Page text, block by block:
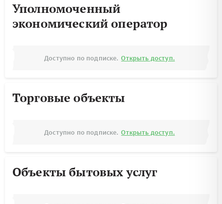
Уполномоченный
экономический оператор
Доступно по подписке. Открыть доступ.
Торговые объекты
Доступно по подписке. Открыть доступ.
Объекты бытовых услуг